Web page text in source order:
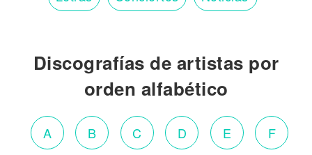
Discografías de artistas por
orden alfabético
A B C D E F